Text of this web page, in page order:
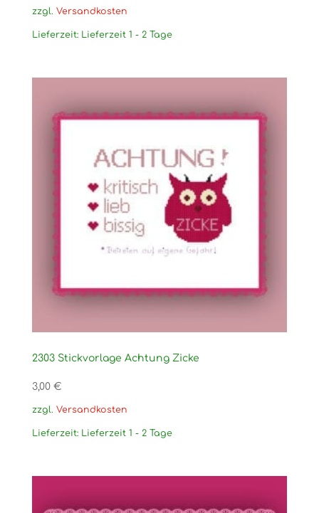
zzgl. Versandkosten
Lieferzeit: Lieferzeit 1 - 2 Tage
2303 Stickvorlage Achtung Zicke
3,00 €
zzgl. Versandkosten
Lieferzeit: Lieferzeit 1 - 2 Tage